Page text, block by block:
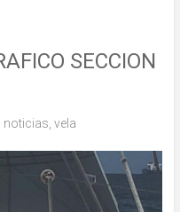
SECCION
noticias vela